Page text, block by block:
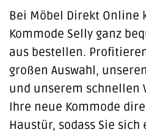
Bei Möbel Direkt Online
Kommode Selly ganz
aus bestellen.
großen Auswahl,
und unserem schnellen
Ihre neue Kommode
Haustür, sodass Sie